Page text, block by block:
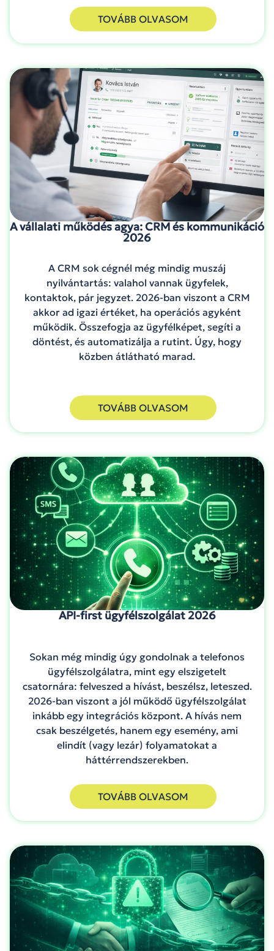
TOVÁBB OLVASOM
A vállalati működés agya: CRM és kommunikáció
2026
A CRM sok cégnél még mindig muszáj
nyilvántartás: valahol vannak ügyfelek,
kontaktok, pár jegyzet. 2026-ban viszont a CRM
akkor ad igazi értéket, ha operációs agyként
működik. Összefogja az ügyfélképet, segíti a
döntést, és automatizálja a rutint. Úgy, hogy
közben átlátható marad.
TOVÁBB OLVASOM
API-first ügyfélszolgálat 2026
Sokan még mindig úgy gondolnak a telefonos
ügyfélszolgálatra, mint egy elszigetelt
csatornára: felveszed a hívást, beszélsz, leteszed.
2026-ban viszont a jól működő ügyfélszolgálat
inkább egy integrációs központ. A hívás nem
csak beszélgetés, hanem egy esemény, ami
elindít (vagy lezár) folyamatokat a
háttérrendszerekben.
TOVÁBB OLVASOM